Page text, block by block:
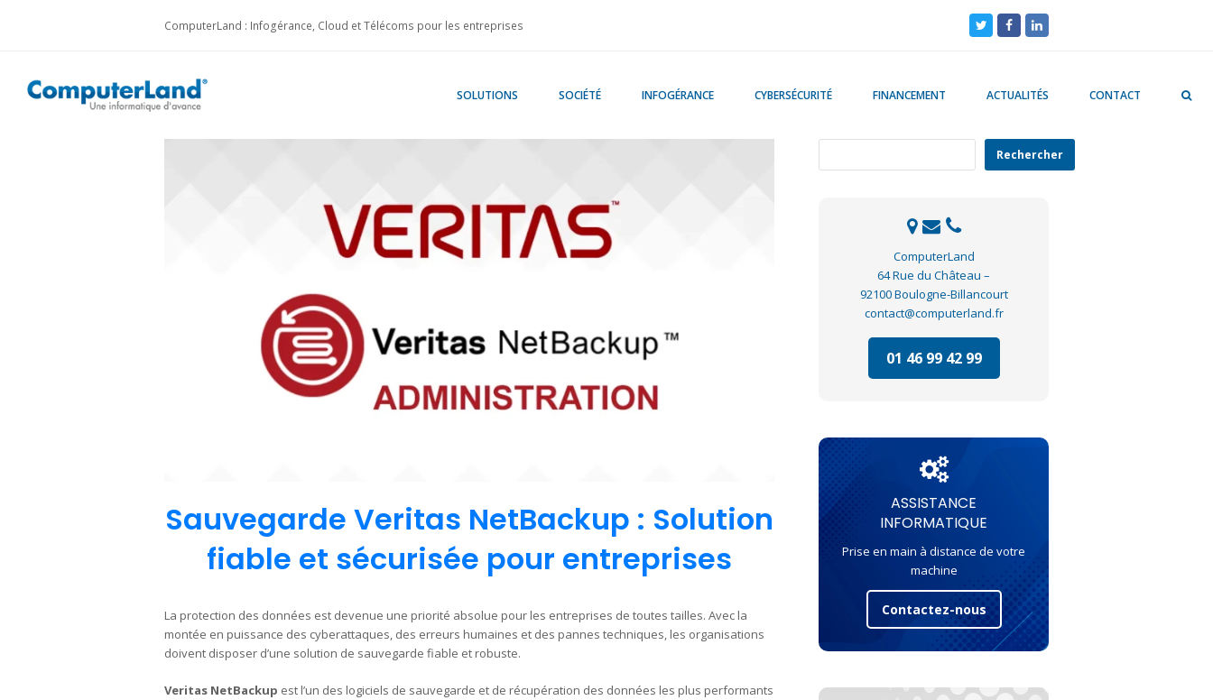
ComputerLand : Infogérance, Cloud et Télécoms pour les entreprises TwitterFacebookLinkedIn
SOLUTIONS SOCIÉTÉ INFOGÉRANCE CYBERSÉCURITÉ FINANCEMENT ACTUALITÉS CONTACT
Sauvegarde Veritas NetBackup : Solution
fiable et sécurisée pour entreprises
La protection des données est devenue une priorité absolue pour les entreprises de toutes tailles. Avec la
montée en puissance des cyberattaques, des erreurs humaines et des pannes techniques, les organisations
doivent disposer d’une solution de sauvegarde fiable et robuste.
Veritas NetBackup est l’un des logiciels de sauvegarde et de récupération des données les plus performants
Rechercher
ComputerLand
64 Rue du Château –
92100 Boulogne-Billancourt
contact@computerland.fr
01 46 99 42 99
ASSISTANCE
INFORMATIQUE
Prise en main à distance de votre
machine
Contactez-nous